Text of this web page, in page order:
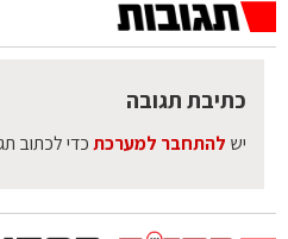
כתיבת תגובה
יש להתחבר למערכתכדי לכתוב